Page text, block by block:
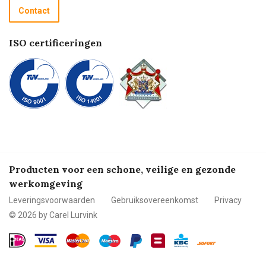
Recycle programma
Betalen
Contact
ISO certificeringen
Producten voor een schone, veilige en gezonde
werkomgeving
Leveringsvoorwaarden Gebruiksovereenkomst
Privacy
© 2026 by Carel Lurvink